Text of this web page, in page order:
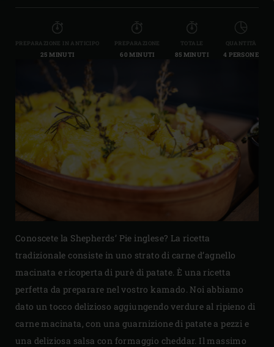
PREPARAZIONE IN ANTICIPO
25 MINUTI
PREPARAZIONE
60 MINUTI
TOTALE
85 MINUTI
QUANTITÀ
4 PERSONE
Conoscete la Shepherds’ Pie inglese? La ricetta
tradizionale consiste in uno strato di carne d’agnello
macinata e ricoperta di purè di patate. È una ricetta
perfetta da preparare nel vostro kamado. Noi abbiamo
dato un tocco delizioso aggiungendo verdure al ripieno di
carne macinata, con una guarnizione di patate a pezzi e
una deliziosa salsa con formaggio cheddar. Il massimo